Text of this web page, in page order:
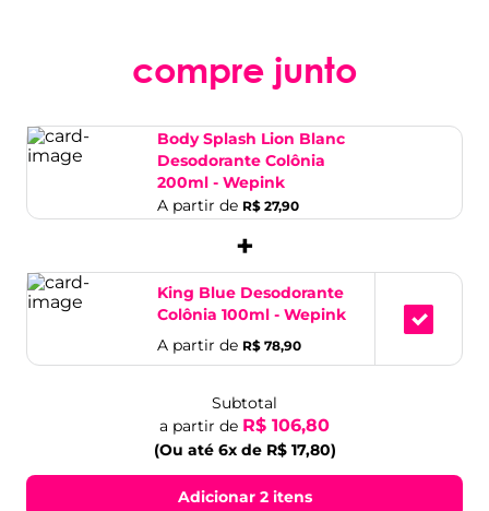
compre junto
Body Splash Lion Blanc
Desodorante Colônia
200ml - Wepink
A partir de R$ 27,90
+
King Blue Desodorante
Colônia 100ml - Wepink
A partir de R$ 78,90
Subtotal
a partir de R$ 106,80
(Ou até 6x de R$ 17,80)
Adicionar 2 itens